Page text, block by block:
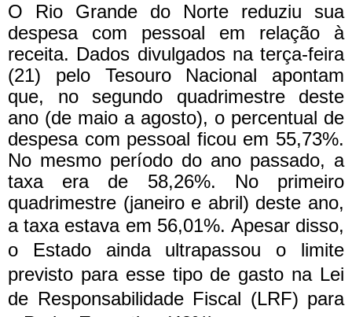
O Rio Grande do Norte reduziu sua
despesa com pessoal em relação à
receita. Dados divulgados na terça-feira
(21) pelo Tesouro Nacional apontam
que, no segundo quadrimestre deste
ano (de maio a agosto), o percentual de
despesa com pessoal ficou em 55,73%.
No mesmo período do ano passado, a
taxa era de 58,26%. No primeiro
quadrimestre (janeiro e abril) deste ano,
a taxa estava em 56,01%. Apesar disso,
o Estado ainda ultrapassou o limite
previsto para esse tipo de gasto na Lei
de Responsabilidade Fiscal (LRF) para